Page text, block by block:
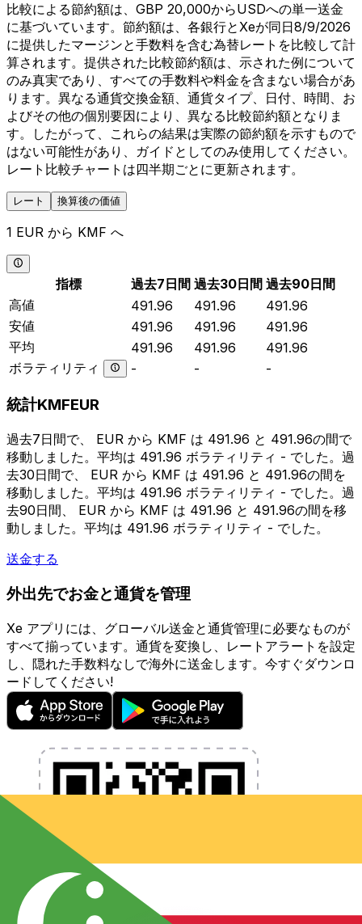
比較による節約額は、GBP 20,000からUSDへの単一送金
に基づいています。節約額は、各銀行とXeが同日8/9/2026
に提供したマージンと手数料を含む為替レートを比較して計
算されます。提供された比較節約額は、示された例について
のみ真実であり、すべての手数料や料金を含まない場合があ
ります。異なる通貨交換金額、通貨タイプ、日付、時間、お
よびその他の個別要因により、異なる比較節約額となりま
す。したがって、これらの結果は実際の節約額を示すもので
はない可能性があり、ガイドとしてのみ使用してください。
レート比較チャートは四半期ごとに更新されます。
レート 換算後の価値
1 EUR から KMF へ
指標 過去7日間 過去30日間 過去90日間
高値
491.96 491.96
491.96
安値
491.96 491.96
491.96
平均
491.96 491.96
491.96
ボラティリティ
- - -
統計KMFEUR
過去7日間で、 EUR から KMF は 491.96 と 491.96の間で
移動しました。平均は 491.96 ボラティリティ - でした。過
去30日間で、 EUR から KMF は 491.96 と 491.96の間を
移動しました。平均は 491.96 ボラティリティ - でした。過
去90日間、 EUR から KMF は 491.96 と 491.96の間を移
動しました。平均は 491.96 ボラティリティ - でした。
送金する
外出先でお金と通貨を管理
Xe アプリには、グローバル送金と通貨管理に必要なものが
すべて揃っています。通貨を変換し、レートアラートを設定
し、隠れた手数料なしで海外に送金します。今すぐダウンロ
ードしてください!